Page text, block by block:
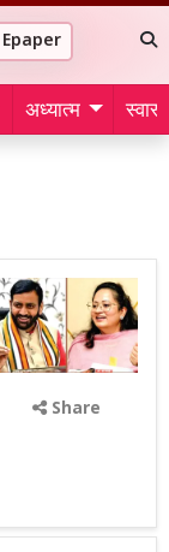
Epaper
अध्यात्म
Share